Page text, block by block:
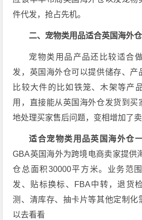
件代发，抢占先机。
二、宠物类用品适合英国海外
宠物类用品产品还比较适合
发，英国海外仓可以提供储存、产
比较大件的比如铁笼、木架等产
用，直接能从英国海外仓发货到买
地处理买家售后问题，变相增加了
适合宠物类用品英国海外仓
GBA英国海外为跨境电商卖家提供
仓总面积30000平方米。业务范
发、贴标换标、FBA中转，退货
测、清库存、抽卡片等其他定制化
以去看看